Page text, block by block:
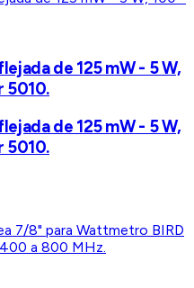
de 125 mW - 5 W,
5010.
de 125 mW - 5 W,
5010.